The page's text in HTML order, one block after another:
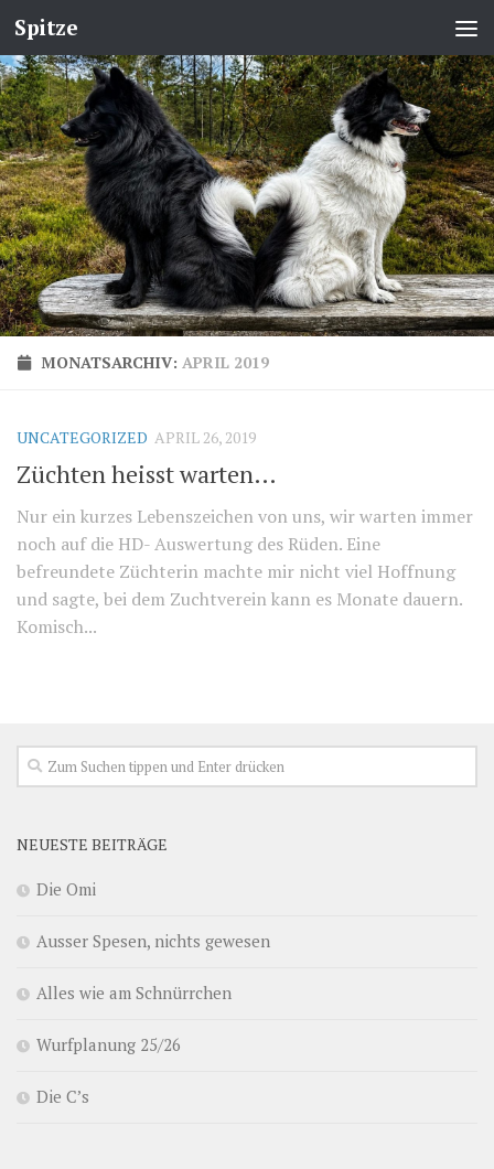
Spitze
MONATSARCHIV: APRIL 2019
UNCATEGORIZED APRIL 26, 2019
Züchten heisst warten…
Nur ein kurzes Lebenszeichen von uns, wir warten immer
noch auf die HD- Auswertung des Rüden. Eine
befreundete Züchterin machte mir nicht viel Hoffnung
und sagte, bei dem Zuchtverein kann es Monate dauern.
Komisch...
NEUESTE BEITRÄGE
Die Omi
Ausser Spesen, nichts gewesen
Alles wie am Schnürrchen
Wurfplanung 25/26
Die C’s